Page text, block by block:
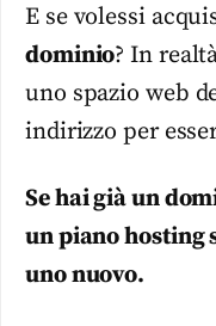
E se volessi
dominio? In
uno spazio web
indirizzo per
Se hai già un
un piano hosting
uno nuovo.